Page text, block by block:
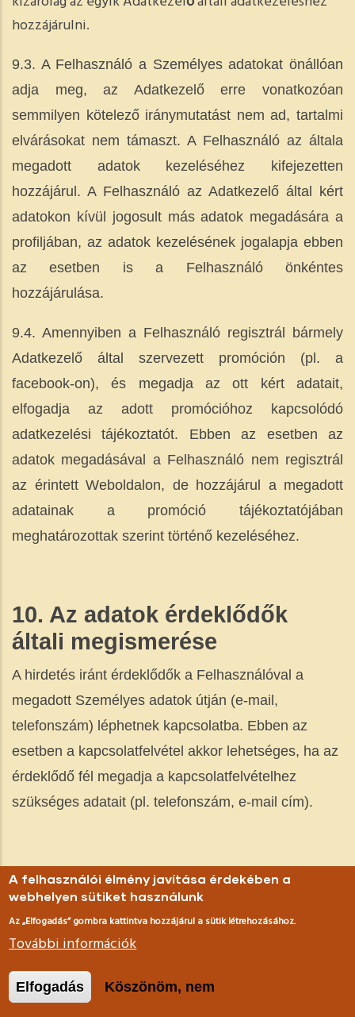
hozzájárulni.
9.3. A Felhasználó a Személyes adatokat önállóan
adja meg, az Adatkezelő erre vonatkozóan
semmilyen kötelező iránymutatást nem ad, tartalmi
elvárásokat nem támaszt. A Felhasználó az általa
megadott adatok kezeléséhez kifejezetten
hozzájárul. A Felhasználó az Adatkezelő által kért
adatokon kívül jogosult más adatok megadására a
profiljában, az adatok kezelésének jogalapja ebben
az esetben is a Felhasználó önkéntes
hozzájárulása.
9.4. Amennyiben a Felhasználó regisztrál bármely
Adatkezelő által szervezett promóción (pl. a
facebook-on), és megadja az ott kért adatait,
elfogadja az adott promócióhoz kapcsolódó
adatkezelési tájékoztatót. Ebben az esetben az
adatok megadásával a Felhasználó nem regisztrál
az érintett Weboldalon, de hozzájárul a megadott
adatainak a promóció tájékoztatójában
meghatározottak szerint történő kezeléséhez.
10. Az adatok érdeklődők
általi megismerése
A hirdetés iránt érdeklődők a Felhasználóval a
megadott Személyes adatok útján (e-mail,
telefonszám) léphetnek kapcsolatba. Ebben az
esetben a kapcsolatfelvétel akkor lehetséges, ha az
érdeklődő fél megadja a kapcsolatfelvételhez
szükséges adatait (pl. telefonszám, e-mail cím).
11. Reklámozási célú
adatkezelés, hírlevelek
küldése
Amennyiben a Felhasználó ahhoz hozzájárul, az
Adatkezelőa megadott elérhető
A felhasználói élmény javítása érdekében a
webhelyen sütiket használunk
Az „Elfogadás” gombra kattintva hozzájárul a sütik létrehozásához.
További információk
Elfogadás Köszönöm, nem